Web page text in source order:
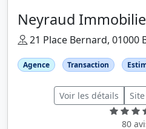
Neyraud
21 Place Bernard, 01000
Agence Transaction
Voir les détails
80